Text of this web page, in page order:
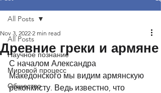
All Posts
Научное познание
Мировой процесс
Общество
All Posts
Древние греки и армяне
Nov 3, 2022 2 min read
С началом Александра
Македонского мы видим армянскую
реконкисту. Ведь известно, что